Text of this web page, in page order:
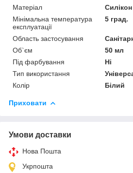
Матеріал
Силікон
Мінімальна температура
експлуатації
5 град.
Область застосування
Об`єм
50 мл
Під фарбування
Ні
Тип використання
Колір
Білий
Приховати
Умови доставки
Нова Пошта
Укрпошта